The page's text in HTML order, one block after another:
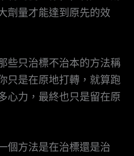
劑量才能達到原先的效
些只治標不治本的方法稱
只是在原地打轉，就算跑
心力，最終也只是留在原
個方法是在治標還是治